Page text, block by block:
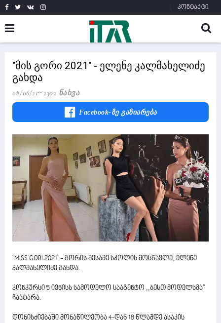
კონტაქტი
"მის გორი 2021" - ელენე კალმახელიძე
გახდა
08/06/21 2302 Ნახვა
Facebook-Ზე Გაზიარება
"MISS GORI 2021" - გორის მესამე სკოლის მოსწავლე, ელენე
კალმახელიძე გახდა.
კონკურსი 5 ივნისს სამოდელო სააგენტო ,,ბესთ მოდელსმა''
ჩაატარა.
ღონისძიებაში მონაწილეობა 4-დან 18 წლამდე ასაკის